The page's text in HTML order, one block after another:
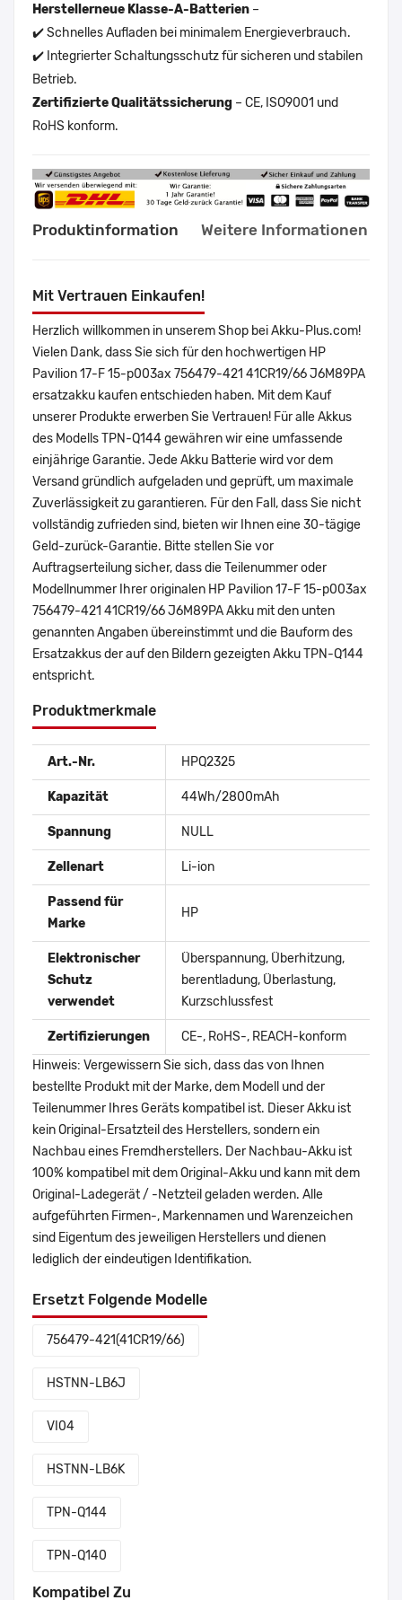
Herstellerneue Klasse-A-Batterien –
✔️ Schnelles Aufladen bei minimalem Energieverbrauch.
✔️ Integrierter Schaltungsschutz für sicheren und stabilen
Betrieb.
Zertifizierte Qualitätssicherung – CE, ISO9001 und
RoHS konform.
Produktinformation Weitere Informationen
Mit Vertrauen Einkaufen!
Herzlich willkommen in unserem Shop bei Akku-Plus.com!
Vielen Dank, dass Sie sich für den hochwertigen HP
Pavilion 17-F 15-p003ax 756479-421 41CR19/66 J6M89PA
ersatzakku kaufen entschieden haben. Mit dem Kauf
unserer Produkte erwerben Sie Vertrauen! Für alle Akkus
des Modells TPN-Q144 gewähren wir eine umfassende
einjährige Garantie. Jede Akku Batterie wird vor dem
Versand gründlich aufgeladen und geprüft, um maximale
Zuverlässigkeit zu garantieren. Für den Fall, dass Sie nicht
vollständig zufrieden sind, bieten wir Ihnen eine 30-tägige
Geld-zurück-Garantie. Bitte stellen Sie vor
Auftragserteilung sicher, dass die Teilenummer oder
Modellnummer Ihrer originalen HP Pavilion 17-F 15-p003ax
756479-421 41CR19/66 J6M89PA Akku mit den unten
genannten Angaben übereinstimmt und die Bauform des
Ersatzakkus der auf den Bildern gezeigten Akku TPN-Q144
entspricht.
Produktmerkmale
Art.-Nr. HPQ2325
Kapazität 44Wh/2800mAh
Spannung NULL
Zellenart Li-ion
Passend für
Marke
HP
Elektronischer
Schutz
verwendet
Überspannung, Überhitzung,
berentladung, Überlastung,
Kurzschlussfest
Zertifizierungen
CE-, RoHS-, REACH-konform
Hinweis: Vergewissern Sie sich, dass das von Ihnen
bestellte Produkt mit der Marke, dem Modell und der
Teilenummer Ihres Geräts kompatibel ist. Dieser Akku ist
kein Original-Ersatzteil des Herstellers, sondern ein
Nachbau eines Fremdherstellers. Der Nachbau-Akku ist
100% kompatibel mit dem Original-Akku und kann mit dem
Original-Ladegerät / -Netzteil geladen werden. Alle
aufgeführten Firmen-, Markennamen und Warenzeichen
sind Eigentum des jeweiligen Herstellers und dienen
lediglich der eindeutigen Identifikation.
Ersetzt Folgende Modelle
756479-421(41CR19/66)
HSTNN-LB6J
VI04
HSTNN-LB6K
TPN-Q144
TPN-Q140
Kompatibel Zu